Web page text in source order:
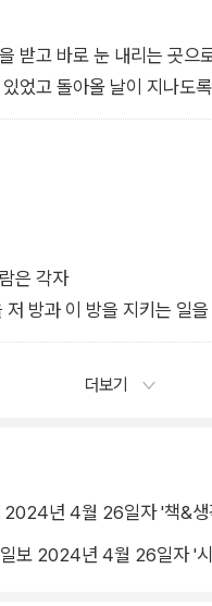
받고 바로 눈 내리는 곳으
었고 돌아올 날이 지나도
떠오른 것이 이 시집의 제
새를 맡았는데 맡는 중이었
웠다
목적을 갖고 춤을 추는 사
은 각자
저 방과 이 방을 지키는 일
을 만지지 못하게 하면서
일로 바로 넘어갔다
손을 놓지 않은 채
더보기
2024년 4월 26일자 '책&생
보 2024년 4월 26일자 '